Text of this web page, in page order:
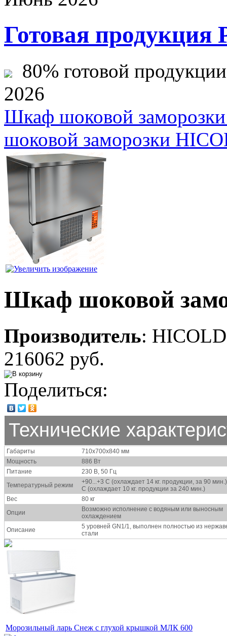
Готовая продукция
80% готовой
2026
Шкаф шоковой
шоковой заморозки
Шкаф шоковой
Производитель: HICOLD
216062 руб.
Поделиться:
Технические
Габариты
710x700x840 мм
Мощность
886 Вт
Питание
230 В, 50 Гц
Температурный режим
+90...+3 С (охлаждает 14 кг. продукции, за 90
С (охлаждает 10 кг. продукции за 240 мин.)
Вес
80 кг
Опции
Возможно исполнение с водяным или выносным
охлаждением
Описание
5 уровней GN1/1, выполнен полностью из
стали
Морозильный ларь Снеж с глухой крышкой МЛК 600